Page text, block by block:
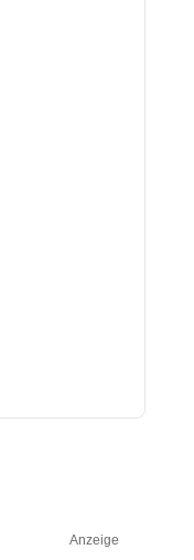
Anzeige